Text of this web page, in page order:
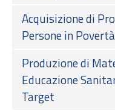
Acquisizione di
Persone in
Produzione di
Educazione
Target